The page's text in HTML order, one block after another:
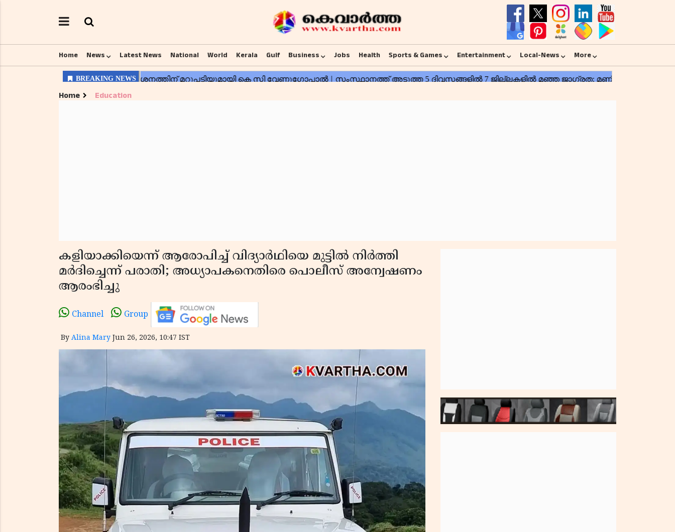
Home News Latest News National World Kerala Gulf Business Jobs Health Sports & Games Entertainment Local-News More
Home Education
കളിയാക്കിയെന്ന് ആരോപിച്ച് വിദ്യാർഥിയെ മുട്ടിൽ നിർത്തി
മർദിച്ചെന്ന് പരാതി; അധ്യാപകനെതിരെ പൊലീസ് അന്വേഷണം
ആരംഭിച്ചു
Channel Group
By Alina Mary Jun 26, 2026, 10:47 IST